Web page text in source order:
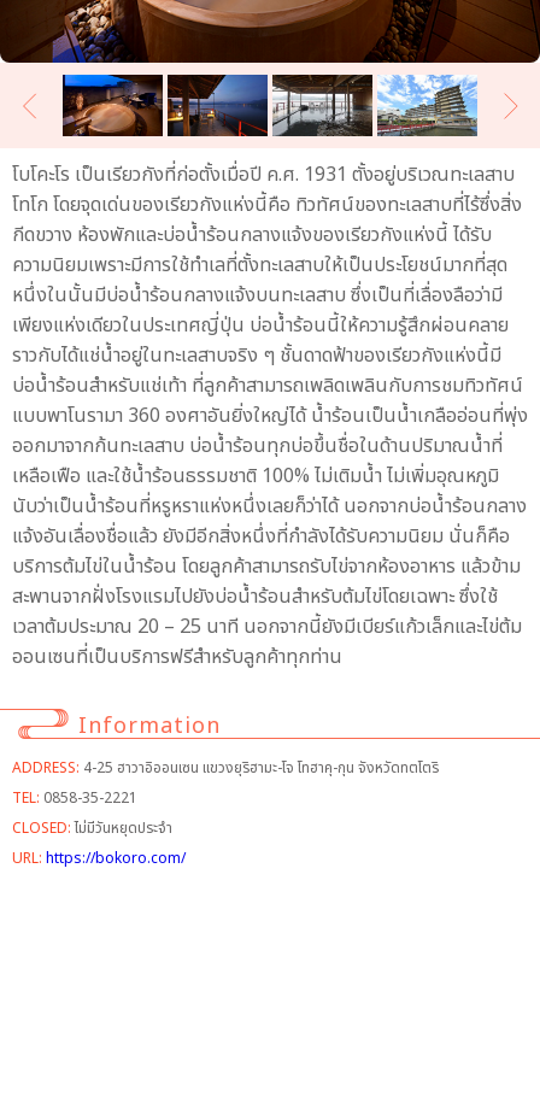
โบโคะโร เป็นเรียวกังที่ก่อตั้งเมื่อปี ค.ศ. 1931 ตั้งอยู่บริเวณทะเลสาบ
โทโก โดยจุดเด่นของเรียวกังแห่งนี้คือ ทิวทัศน์ของทะเลสาบที่ไร้ซึ่งสิ่ง
กีดขวาง ห้องพักและบ่อน้ำร้อนกลางแจ้งของเรียวกังแห่งนี้ ได้รับ
ความนิยมเพราะมีการใช้ทำเลที่ตั้งทะเลสาบให้เป็นประโยชน์มากที่สุด
หนึ่งในนั้นมีบ่อน้ำร้อนกลางแจ้งบนทะเลสาบ ซึ่งเป็นที่เลื่องลือว่ามี
เพียงแห่งเดียวในประเทศญี่ปุ่น บ่อน้ำร้อนนี้ให้ความรู้สึกผ่อนคลาย
ราวกับได้แช่น้ำอยู่ในทะเลสาบจริง ๆ ชั้นดาดฟ้าของเรียวกังแห่งนี้มี
บ่อน้ำร้อนสำหรับแช่เท้า ที่ลูกค้าสามารถเพลิดเพลินกับการชมทิวทัศน์
แบบพาโนรามา 360 องศาอันยิ่งใหญ่ได้ น้ำร้อนเป็นน้ำเกลืออ่อนที่พุ่ง
ออกมาจากก้นทะเลสาบ บ่อน้ำร้อนทุกบ่อขึ้นชื่อในด้านปริมาณน้ำที่
เหลือเฟือ และใช้น้ำร้อนธรรมชาติ 100% ไม่เติมน้ำ ไม่เพิ่มอุณหภูมิ
นับว่าเป็นน้ำร้อนที่หรูหราแห่งหนึ่งเลยก็ว่าได้ นอกจากบ่อน้ำร้อนกลาง
แจ้งอันเลื่องชื่อแล้ว ยังมีอีกสิ่งหนึ่งที่กำลังได้รับความนิยม นั่นก็คือ
บริการต้มไข่ในน้ำร้อน โดยลูกค้าสามารถรับไข่จากห้องอาหาร แล้วข้าม
สะพานจากฝั่งโรงแรมไปยังบ่อน้ำร้อนสำหรับต้มไข่โดยเฉพาะ ซึ่งใช้
เวลาต้มประมาณ 20 – 25 นาที นอกจากนี้ยังมีเบียร์แก้วเล็กและไข่ต้ม
ออนเซนที่เป็นบริการฟรีสำหรับลูกค้าทุกท่าน
Information
ADDRESS: 4-25 ฮาวาอิออนเซน แขวงยุริฮามะ-โจ โทฮาคุ-กุน จังหวัดทตโตริ
TEL: 0858-35-2221
CLOSED: ไม่มีวันหยุดประจำ
URL: https://bokoro.com/